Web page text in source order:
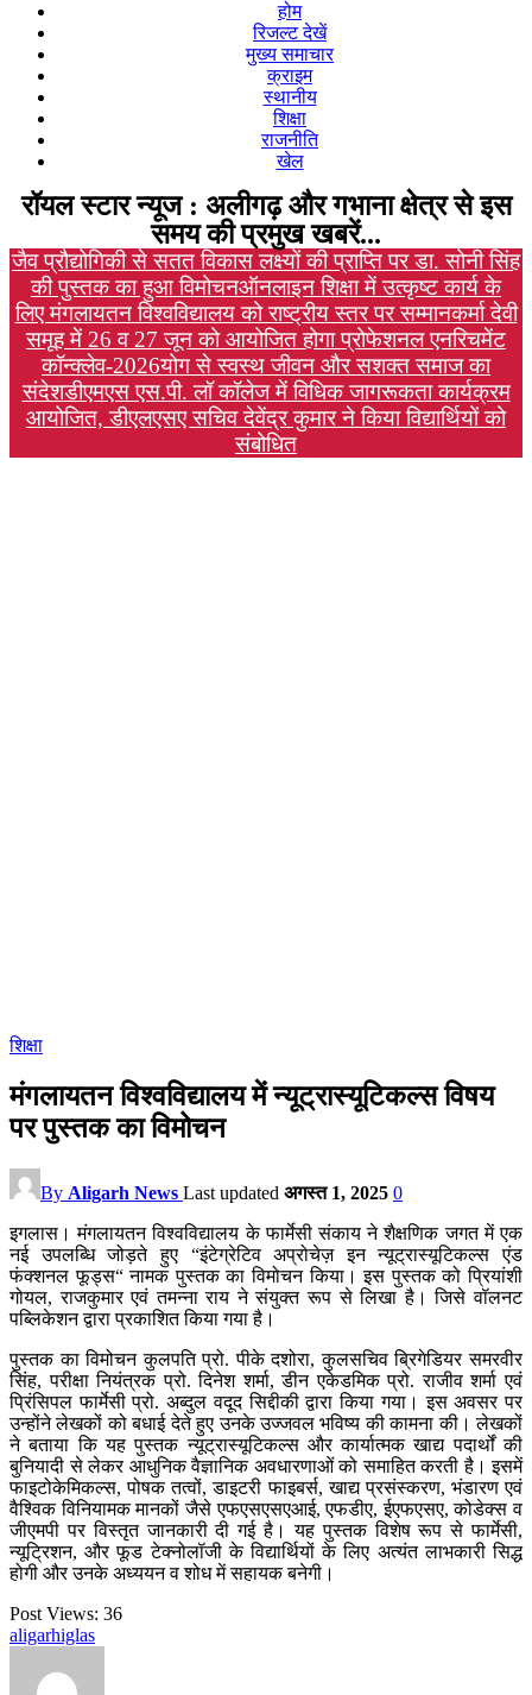
होम
रिजल्ट देखें
मुख्य समाचार
क्राइम
स्थानीय
शिक्षा
राजनीति
खेल
रॉयल स्टार न्यूज : अलीगढ़ और गभाना क्षेत्र से इस
समय की प्रमुख खबरें...
जैव प्रौद्योगिकी से सतत विकास लक्ष्यों की प्राप्ति पर डा. सोनी सिंह
की पुस्तक का हुआ विमोचनऑनलाइन शिक्षा में उत्कृष्ट कार्य के
लिए मंगलायतन विश्वविद्यालय को राष्ट्रीय स्तर पर सम्मानकर्मा देवी
समूह में 26 व 27 जून को आयोजित होगा प्रोफेशनल एनरिचमेंट
कॉन्क्लेव-2026योग से स्वस्थ जीवन और सशक्त समाज का
संदेशडीएमएस एस.पी. लॉ कॉलेज में विधिक जागरूकता कार्यक्रम
आयोजित, डीएलएसए सचिव देवेंद्र कुमार ने किया विद्यार्थियों को
संबोधित
शिक्षा
मंगलायतन विश्वविद्यालय में न्यूट्रास्यूटिकल्स विषय
पर पुस्तक का विमोचन
By Aligarh News Last updated अगस्त 1, 2025 0
इगलास। मंगलायतन विश्वविद्यालय के फार्मेसी संकाय ने शैक्षणिक जगत में एक
नई उपलब्धि जोड़ते हुए “इंटेग्रेटिव अप्रोचेज़ इन न्यूट्रास्यूटिकल्स एंड
फंक्शनल फूड्स“ नामक पुस्तक का विमोचन किया। इस पुस्तक को प्रियांशी
गोयल, राजकुमार एवं तमन्ना राय ने संयुक्त रूप से लिखा है। जिसे वॉलनट
पब्लिकेशन द्वारा प्रकाशित किया गया है।
पुस्तक का विमोचन कुलपति प्रो. पीके दशोरा, कुलसचिव ब्रिगेडियर समरवीर
सिंह, परीक्षा नियंत्रक प्रो. दिनेश शर्मा, डीन एकेडमिक प्रो. राजीव शर्मा एवं
प्रिंसिपल फार्मेसी प्रो. अब्दुल वदूद सिद्दीकी द्वारा किया गया। इस अवसर पर
उन्होंने लेखकों को बधाई देते हुए उनके उज्जवल भविष्य की कामना की। लेखकों
ने बताया कि यह पुस्तक न्यूट्रास्यूटिकल्स और कार्यात्मक खाद्य पदार्थों की
बुनियादी से लेकर आधुनिक वैज्ञानिक अवधारणाओं को समाहित करती है। इसमें
फाइटोकेमिकल्स, पोषक तत्वों, डाइटरी फाइबर्स, खाद्य प्रसंस्करण, भंडारण एवं
वैश्विक विनियामक मानकों जैसे एफएसएसएआई, एफडीए, ईएफएसए, कोडेक्स व
जीएमपी पर विस्तृत जानकारी दी गई है। यह पुस्तक विशेष रूप से फार्मेसी,
न्यूट्रिशन, और फूड टेक्नोलॉजी के विद्यार्थियों के लिए अत्यंत लाभकारी सिद्ध
होगी और उनके अध्ययन व शोध में सहायक बनेगी।
Post Views: 36
aligarhiglas